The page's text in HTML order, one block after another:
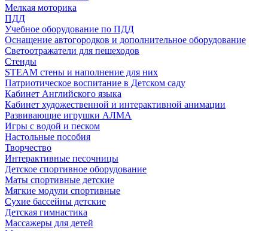
Мелкая моторика
ПДД
Учебное оборудование по ПДД
Оснащение автогородков и дополнительное оборудование
Светоотражатели для пешеходов
Стенды
STEAM стены и наполнение для них
Патриотическое воспитание в Детском саду
Кабинет Английского языка
Кабинет художественной и интерактивной анимации
Развивающие игрушки АЛМА
Игры с водой и песком
Настольные пособия
Творчество
Интерактивные песочницы
Детское спортивное оборудование
Маты спортивные детские
Мягкие модули спортивные
Сухие бассейны детские
Детская гимнастика
Массажеры для детей